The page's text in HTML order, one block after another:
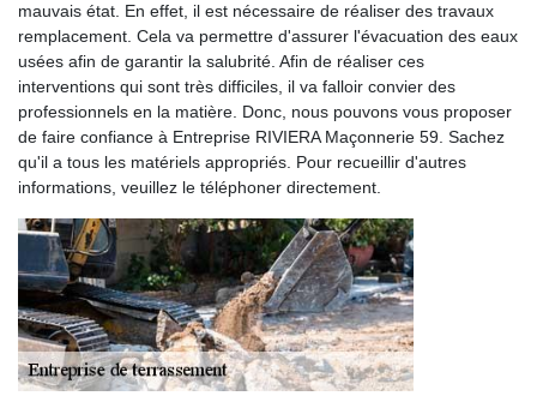
mauvais état. En effet, il est nécessaire de réaliser des travaux
remplacement. Cela va permettre d'assurer l'évacuation des eaux
usées afin de garantir la salubrité. Afin de réaliser ces
interventions qui sont très difficiles, il va falloir convier des
professionnels en la matière. Donc, nous pouvons vous proposer
de faire confiance à Entreprise RIVIERA Maçonnerie 59. Sachez
qu'il a tous les matériels appropriés. Pour recueillir d'autres
informations, veuillez le téléphoner directement.